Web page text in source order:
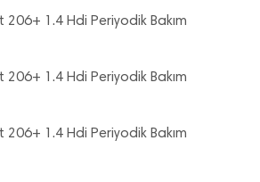
1.4 Hdi Periyodik Bakım
1.4 Hdi Periyodik Bakım
1.4 Hdi Periyodik Bakım